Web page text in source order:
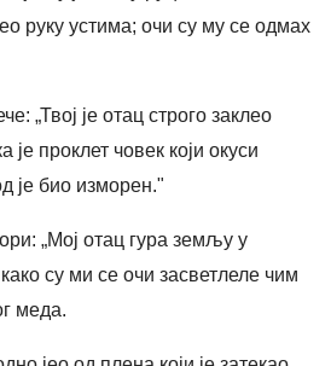
руку устима; очи су му се одмах
„Твој је отац строго заклео
проклет човек који окуси
је био изморен."
„Мој отац гура земљу у
су ми се очи засветлеле чим
меда.